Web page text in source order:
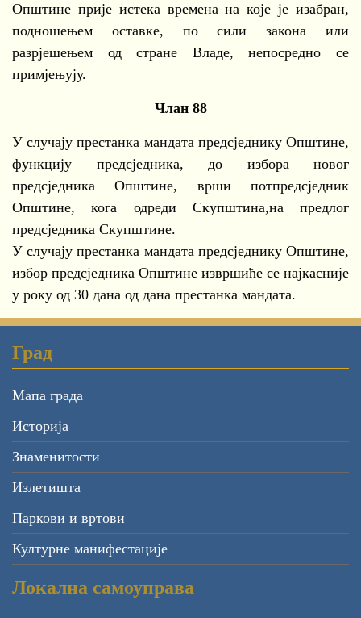
Општине прије истека времена на које је изабран,
подношењем оставке, по сили закона или
разрјешењем од стране Владе, непосредно се
примјењују.
Члан 88
У случају престанка мандата предсједнику Општине,
функцију предсједника, до избора новог
предсједника Општине, врши потпредсједник
Општине, кога одреди Скупштина,на предлог
предсједника Скупштине.
У случају престанка мандата предсједнику Општине,
избор предсједника Општине извршиће се најкасније
у року од 30 дана од дана престанка мандата.
Град
Мапа града
Историја
Знаменитости
Излетишта
Паркови и вртови
Културне манифестације
Локална самоуправа